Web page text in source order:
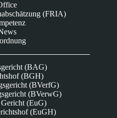
(FRIA)
(BAG)
(BGH)
(BVerfG)
(BVerwG)
(EuG)
(EuGH)